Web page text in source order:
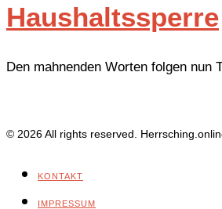
Haushaltssperre
Den mahnenden Worten folgen nun
© 2026 All rights reserved.
KONTAKT
IMPRESSUM